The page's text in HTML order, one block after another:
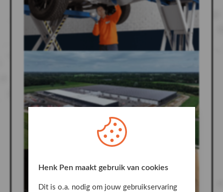
Henk Pen maakt gebruik van cookies
Dit is o.a. nodig om jouw gebruikservaring